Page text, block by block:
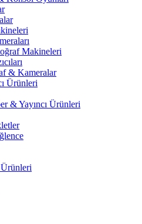
Makineleri
& Kameralar
Ürünleri
& Yayıncı Ürünleri